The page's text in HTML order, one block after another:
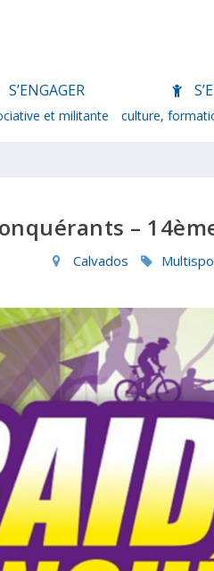
S’ENGAGER
et militante culture,
–
Calvados